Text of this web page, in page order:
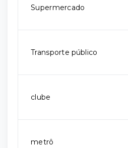
Supermercado
Transporte público
clube
metrô